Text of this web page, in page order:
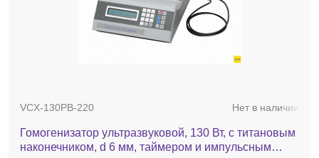
VCX-130PB-220 Нет в наличии
Гомогенизатор ультразвуковой, 130 Вт, с титановым
наконечником, d 6 мм, таймером и импульсным